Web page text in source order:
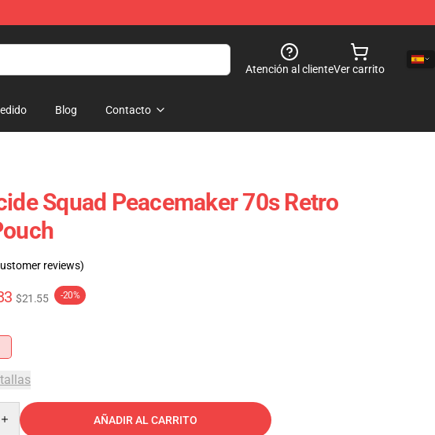
Atención al clienteVer carrito
Blog Contacto
Squad Peacemaker 70s Retro
reviews)
$21.55 -20%
AÑADIR AL CARRITO